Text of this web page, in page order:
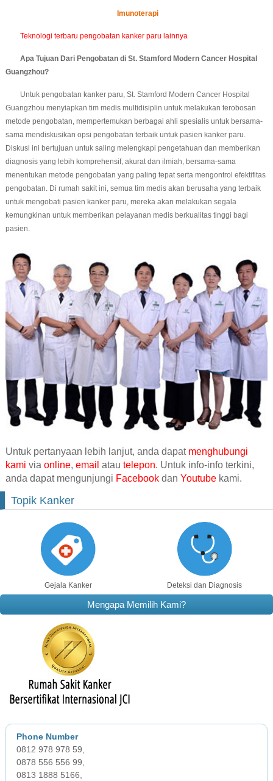
Imunoterapi
Teknologi terbaru pengobatan kanker paru lainnya
Apa Tujuan Dari Pengobatan di St. Stamford Modern Cancer Hospital
Guangzhou?
Untuk pengobatan kanker paru, St. Stamford Modern Cancer Hospital
Guangzhou menyiapkan tim medis multidisiplin untuk melakukan terobosan
metode pengobatan, mempertemukan berbagai ahli spesialis untuk bersama-
sama mendiskusikan opsi pengobatan terbaik untuk pasien kanker paru.
Diskusi ini bertujuan untuk saling melengkapi pengetahuan dan memberikan
diagnosis yang lebih komprehensif, akurat dan ilmiah, bersama-sama
menentukan metode pengobatan yang paling tepat serta mengontrol efektifitas
pengobatan. Di rumah sakit ini, semua tim medis akan berusaha yang terbaik
untuk mengobati pasien kanker paru, mereka akan melakukan segala
kemungkinan untuk memberikan pelayanan medis berkualitas tinggi bagi
pasien.
Untuk pertanyaan lebih lanjut, anda dapat menghubungi
kami via online, email atau telepon. Untuk info-info terkini,
anda dapat mengunjungi Facebookdan Youtubekami.
Topik Kanker
Gejala Kanker Deteksi dan Diagnosis
Mengapa Memilih Kami?
0812 978 978 59,
0878 556 556 99,
0813 1888 5166,